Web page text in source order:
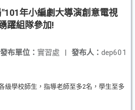
年小編劇大導演創意電視
躍組隊參加!
發布人： dep601
發布單位： 實習處 |
級學校師生，指導老師至多2名，學生至多